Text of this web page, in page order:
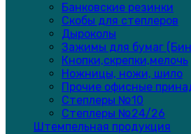
Банковские резинки
Скобы для степлеров
Дыроколы
Зажимы для бумаг
Кнопки,скрепки,мелочь
Ножницы, ножи, шило
Прочие офисные
Степлеры №10
Степлеры №24/26
Штемпельная продукция